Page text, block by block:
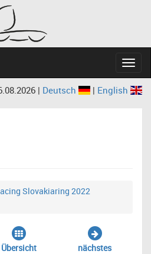
| Deutsch | English
Slovakiaring 2022
Übersicht nächstes